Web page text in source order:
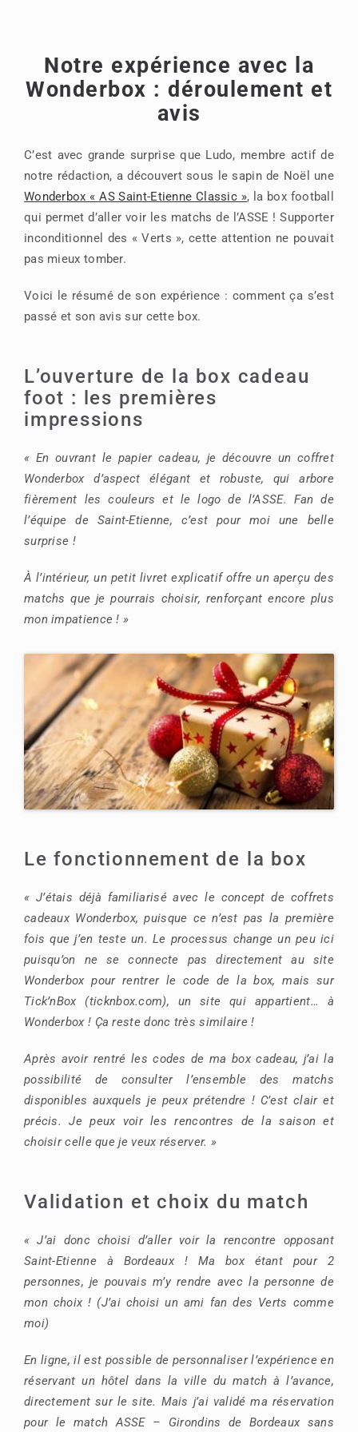
Notre expérience avec la
Wonderbox : déroulement et
avis
C’est avec grande surprise que Ludo, membre actif de
notre rédaction, a découvert sous le sapin de Noël une
Wonderbox « AS Saint-Etienne Classic », la box football
qui permet d’aller voir les matchs de l’ASSE ! Supporter
inconditionnel des « Verts », cette attention ne pouvait
pas mieux tomber.
Voici le résumé de son expérience : comment ça s’est
passé et son avis sur cette box.
L’ouverture de la box cadeau
foot : les premières
impressions
« En ouvrant le papier cadeau, je découvre un coffret
Wonderbox d’aspect élégant et robuste, qui arbore
fièrement les couleurs et le logo de l’ASSE. Fan de
l’équipe de Saint-Etienne, c’est pour moi une belle
surprise !
À l’intérieur, un petit livret explicatif offre un aperçu des
matchs que je pourrais choisir, renforçant encore plus
mon impatience ! »
Le fonctionnement de la box
« J’étais déjà familiarisé avec le concept de coffrets
cadeaux Wonderbox, puisque ce n’est pas la première
fois que j’en teste un. Le processus change un peu ici
puisqu’on ne se connecte pas directement au site
Wonderbox pour rentrer le code de la box, mais sur
Tick’nBox (ticknbox.com), un site qui appartient… à
Wonderbox ! Ça reste donc très similaire !
Après avoir rentré les codes de ma box cadeau, j’ai la
possibilité de consulter l’ensemble des matchs
disponibles auxquels je peux prétendre ! C’est clair et
précis. Je peux voir les rencontres de la saison et
choisir celle que je veux réserver. »
Validation et choix du match
« J’ai donc choisi d’aller voir la rencontre opposant
Saint-Etienne à Bordeaux ! Ma box étant pour 2
personnes, je pouvais m’y rendre avec la personne de
mon choix ! (J’ai choisi un ami fan des Verts comme
moi)
En ligne, il est possible de personnaliser l’expérience en
réservant un hôtel dans la ville du match à l’avance,
directement sur le site. Mais j’ai validé ma réservation
pour le match ASSE – Girondins de Bordeaux sans